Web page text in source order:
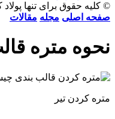
© کلیه حقوق برای تنها
صفحه اصلی مجله مقالات
نحوه متره
متره کردن تیر